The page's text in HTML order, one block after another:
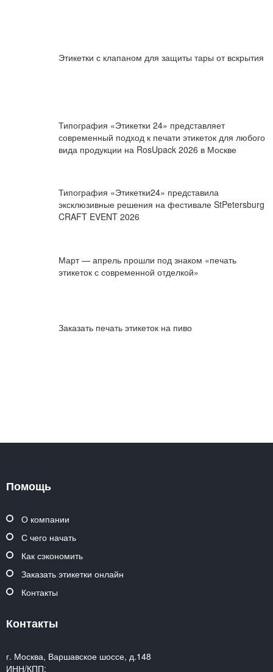
Этикетки с клапаном для защиты тары от вскрытия
Типография «Этикетки 24» представляет
современный подход к печати этикеток для любого
вида продукции на RosUpack 2026 в Москве
Типография «Этикетки24» представила
эксклюзивные решения на фестивале StPetersburg
CRAFT EVENT 2026
Март — апрель прошли под знаком «печать
этикеток с современной отделкой»
Заказать печать этикеток на пиво
Помощь
О компании
С чего начать
Как сэкономить
Заказать этикетки онлайн
Контакты
Контакты
г. Москва, Варшавское шоссе, д.148
ИНН/КПП: